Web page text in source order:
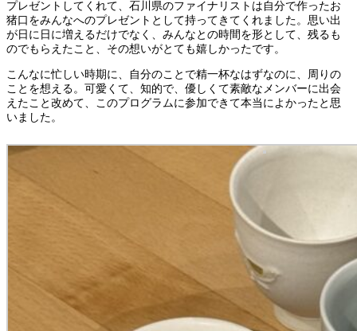
プレゼントしてくれて、石川県のファイナリストは自分で作ったお
猪口をみんなへのプレゼントとして持ってきてくれました。思い出
が日に日に増えるだけでなく、みんなとの時間を形として、残るも
のでもらえたこと、その想いがとても嬉しかったです。
こんなに忙しい時期に、自分のことで精一杯なはずなのに、周りの
ことを想える。可愛くて、知的で、優しくて素敵なメンバーに出会
えたこと改めて、このプログラムに参加できて本当によかったと思
いました。